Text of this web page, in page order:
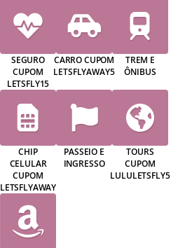
SEGURO
CUPOM
LETSFLY15
CARRO CUPOM
LETSFLYAWAY5
TREM E
ÔNIBUS
CHIP
CELULAR
CUPOM
LETSFLYAWAY
PASSEIO E
INGRESSO
TOURS
CUPOM
LULULETSFLY5